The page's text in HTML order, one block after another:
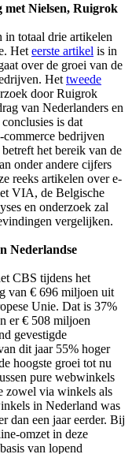
met Nielsen, Ruigrok
in totaal drie artikelen
Het eerste artikel is in
over de groei van de
Het tweede
door Ruigrok
van Nederlanders en
is dat
bedrijven
het bereik van de
onder andere cijfers
reeks artikelen over e-
VIA, de Belgische
en onderzoek zal
vergelijken.
Nederlandse
CBS tijdens het
van € 696 miljoen uit
Unie. Dat is 37%
er € 508 miljoen
gevestigde
dit jaar 55% hoger
hoogste groei tot nu
pure webwinkels
zowel via winkels als
in Nederland was
dan een jaar eerder. Bij
omzet in deze
van lopend